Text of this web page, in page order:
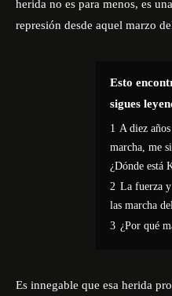
herida no es para menos, es
represión desde aquel marzo
Esto
sigues
1 A diez
marcha, me
¿Dónde está
2 La fuerza
las marcha
3 ¿Por qué
Es innegable que esa herida